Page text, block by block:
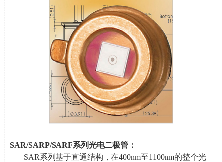
SAR/SARP/SARF系列光电二极管：
SAR系列基于直通结构，在400nm至1100nm的整个光